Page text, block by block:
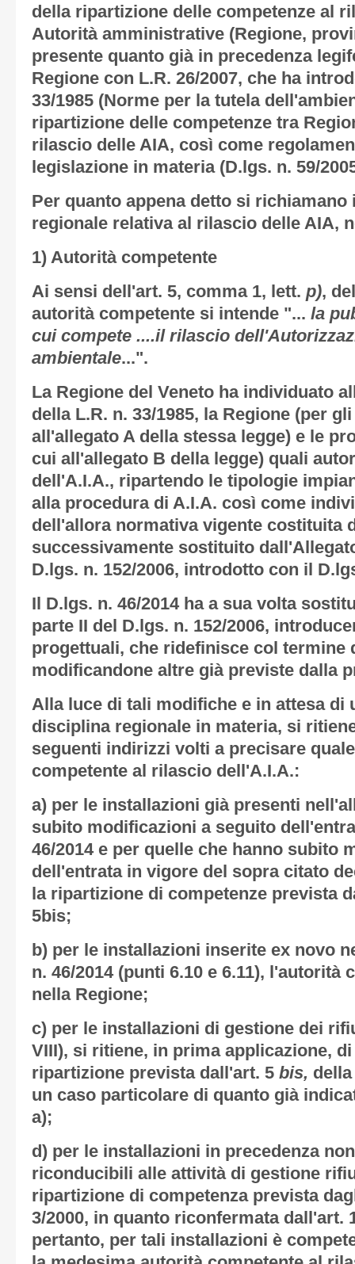
della ripartizione delle competenze al
Autorità amministrative (Regione,
presente quanto già in precedenza
Regione con L.R. 26/2007, che ha
33/1985 (Norme per la tutela
ripartizione delle competenze tra
rilascio delle AIA, così come
legislazione in materia (D.lgs. n. 59/
Per quanto appena detto si
regionale relativa al rilascio delle AIA,
1) Autorità competente
Ai sensi dell'art. 5, comma 1, lett. p),
autorità competente si intende "... la
cui compete ....il rilascio
ambientale...".
La Regione del Veneto ha individuato
della L.R. n. 33/1985, la Regione (per
all'allegato A della stessa legge) e le
cui all'allegato B della legge) quali
dell'A.I.A., ripartendo le tipologie
alla procedura di A.I.A. così come
dell'allora normativa vigente costituita
successivamente sostituito
D.lgs. n. 152/2006, introdotto con il
Il D.lgs. n. 46/2014 ha a sua volta
parte II del D.lgs. n. 152/2006,
progettuali, che ridefinisce col termine
modificandone altre già previste dalla
Alla luce di tali modifiche e in attesa di
disciplina regionale in materia, si
seguenti indirizzi volti a precisare
competente al rilascio dell'A.I.A.:
a) per le installazioni già presenti
subito modificazioni a seguito
46/2014 e per quelle che hanno subito
dell'entrata in vigore del sopra citato
la ripartizione di competenze prevista
5bis;
b) per le installazioni inserite ex novo
n. 46/2014 (punti 6.10 e 6.11), l'autorità
nella Regione;
c) per le installazioni di gestione dei
VIII), si ritiene, in prima applicazione,
ripartizione prevista dall'art. 5 bis,
un caso particolare di quanto già
a);
d) per le installazioni in precedenza
riconducibili alle attività di gestione
ripartizione di competenza prevista
3/2000, in quanto riconfermata dall'art.
pertanto, per tali installazioni è